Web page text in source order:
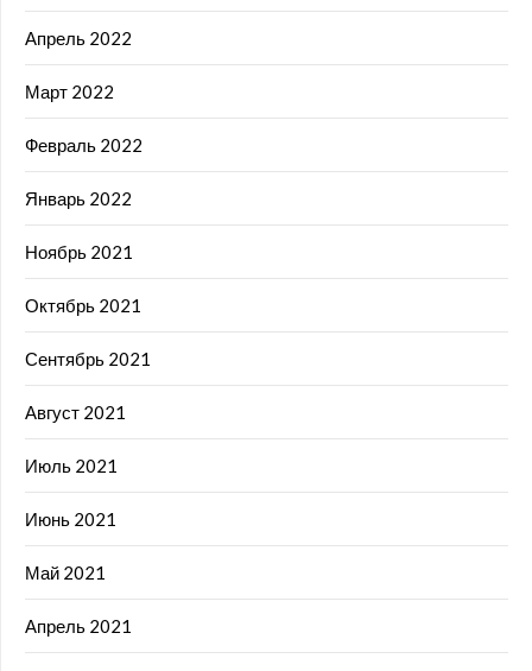
Апрель 2022
Март 2022
Февраль 2022
Январь 2022
Ноябрь 2021
Октябрь 2021
Сентябрь 2021
Август 2021
Июль 2021
Июнь 2021
Май 2021
Апрель 2021